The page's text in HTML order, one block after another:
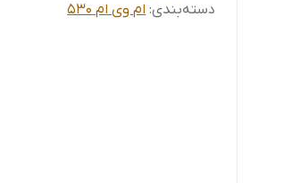
دسته‌بندی:ام وی ام 530